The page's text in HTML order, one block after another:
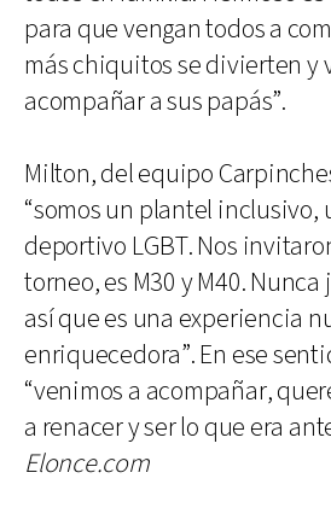
para que vengan todos a
más chiquitos se divierten y
acompañar a sus papás”.
Milton, del equipo
“somos un plantel inclusivo,
deportivo LGBT. Nos
torneo, es M30 y M40.
así que es una experiencia
enriquecedora”. En ese
“venimos a acompañar,
a renacer y ser lo que era
Elonce.com